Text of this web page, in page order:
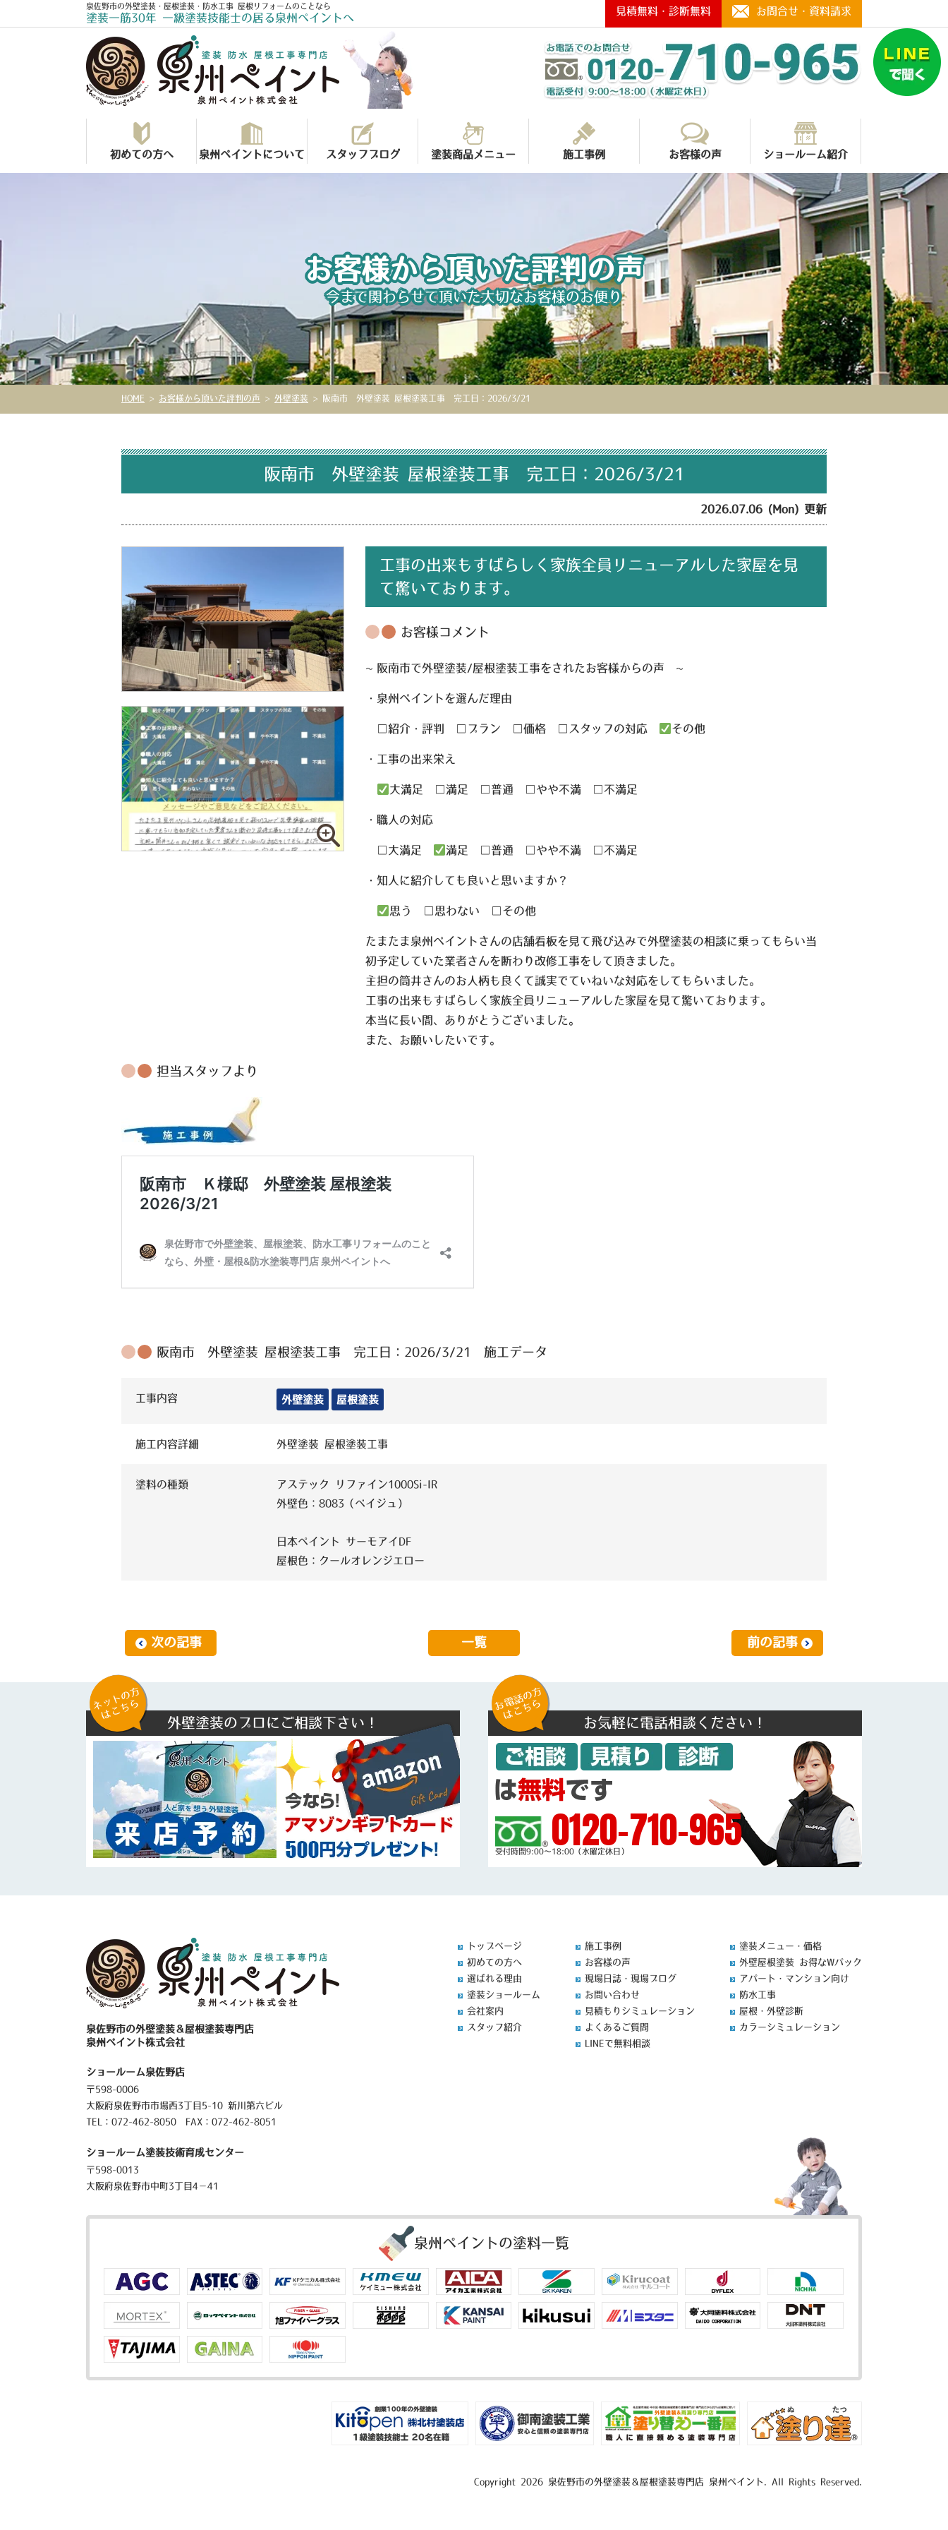
泉佐野市の外壁塗装・屋根塗装・防水工事 屋根リフォームのことなら
塗装一筋30年 一級塗装技能士の居る泉州ペイントへ
見積無料・診断無料 お問合せ・資料請求
初めての方へ 泉州ペイントについて スタッフブログ 塗装商品メニュー 施工事例 お客様の声 ショールーム紹介
お客様から頂いた評判の声
今まで関わらせて頂いた大切なお客様のお便り
HOME > お客様から頂いた評判の声 > 外壁塗装 > 阪南市 外壁塗装 屋根塗装工事 完工日：2026/3/21
阪南市 外壁塗装 屋根塗装工事 完工日：2026/3/21
2026.07.06 (Mon) 更新
工事の出来もすばらしく家族全員リニューアルした家屋を見
て驚いております。
お客様コメント
~ 阪南市で外壁塗装/屋根塗装工事をされたお客様からの声
・泉州ペイントを選んだ理由
□ 紹介・評判 □ プラン □価格 □ スタッフの対応 その他
・工事の出来栄え
大満足 □ 満足 □ 普通 □ やや不満 □ 不満足
・職人の対応
□ 大満足 満足 □ 普通 □ やや不満 □ 不満足
・知人に紹介しても良いと思いますか？
思う □ 思わない □ その他
たまたま泉州ペイントさんの店舗看板を見て飛び込みで外壁塗装の相談に乗ってもらい当
初予定していた業者さんを断わり改修工事をして頂きました。
主担の筒井さんのお人柄も良くて誠実でていねいな対応をしてもらいました。
工事の出来もすばらしく家族全員リニューアルした家屋を見て驚いております。
本当に長い間、ありがとうございました。
また、お願いしたいです。
担当スタッフより
阪南市 外壁塗装 屋根塗装工事 完工日：2026/3/21 施工データ
工事内容 外壁塗装 屋根塗装
施工内容詳細 外壁塗装 屋根塗装工事
塗料の種類
アステック リファイン1000Si-IR
外壁色：8083（ベイジュ）
日本ペイント サーモアイDF
屋根色：クールオレンジエロー
次の記事 一覧 前の記事
ネットの方
はこちら
外壁塗装のプロにご相談下さい！
お電話の方
はこちら
お気軽に電話相談ください！
0120-710-965
受付時間9:00～18:00（水曜定休日）
泉佐野市の外壁塗装＆屋根塗装専門店
泉州ペイント株式会社
ショールーム泉佐野店
〒598-0006
大阪府泉佐野市市場西3丁目5-10 新川第六ビル
TEL： 072-462-8050 FAX：072-462-8051
ショールーム塗装技術育成センター
〒598-0013
大阪府泉佐野市中町3丁目4－41
トップページ
初めての方へ
選ばれる理由
塗装ショールーム
会社案内
スタッフ紹介
施工事例
お客様の声
現場日誌・現場ブログ
お問い合わせ
見積もりシミュレーション
よくあるご質問
LINEで無料相談
塗装メニュー・価格
外壁屋根塗装 お得なWパック
アパート・マンション向け
防水工事
屋根・外壁診断
カラーシミュレーション
泉州ペイントの塗料一覧
Copyright 2026 泉佐野市の外壁塗装＆屋根塗装専門店 泉州ペイント. All Rights Reserved.